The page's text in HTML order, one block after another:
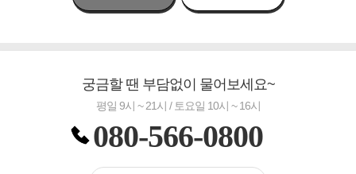
궁금할 땐 부담없이 물어보세요~
평일 9시 ~ 21시 / 토요일 10시 ~ 16시
080-566-0800